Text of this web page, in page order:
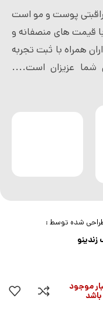
پوست و مو است
قیمت های منصفانه و
همراه با ثبت تجربه
شما عزیزان است....
شده توسط :
موجود